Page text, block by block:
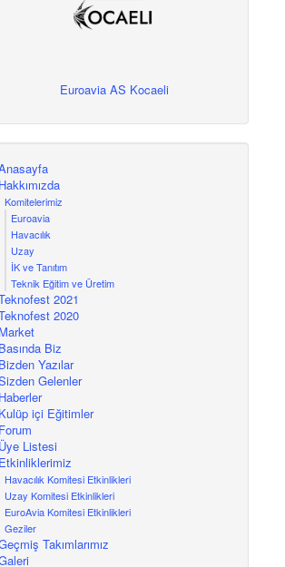
Euroavia AS Kocaeli
Hakkımızda
Komitelerimiz
Euroavia
Havacılık
Uzay
İK ve Tanıtım
Teknik Eğitim ve Üretim
2021
2020
Market
Basında Biz
Bizden Yazılar
Gelenler
Haberler
Kulüp içi Eğitimler
Forum
Üye Listesi
Etkinliklerimiz
Havacılık Komitesi Etkinlikleri
Uzay Komitesi Etkinlikleri
EuroAvia Komitesi Etkinlikleri
Geziler
Takımlarımız